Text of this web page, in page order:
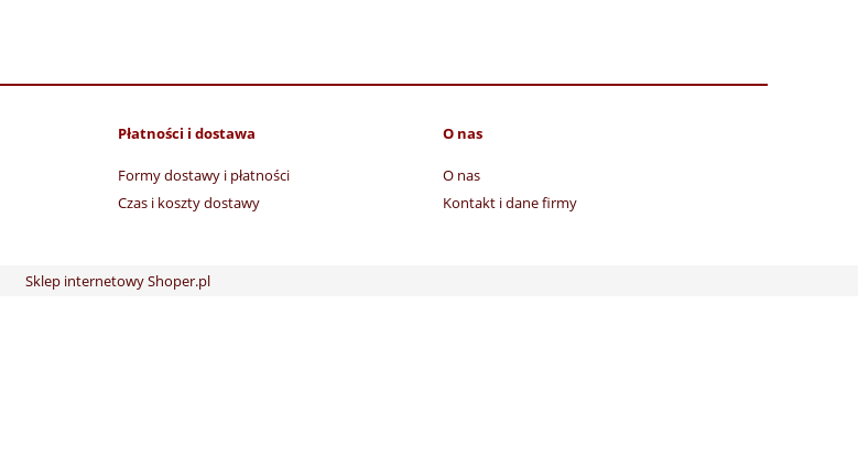
Płatności i dostawa
Formy dostawy i płatności
Czas i koszty dostawy
O nas
O nas
Kontakt i dane firmy
Sklep internetowy Shoper.pl